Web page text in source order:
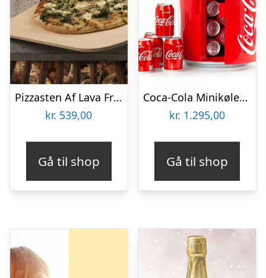
Pizzasten Af Lava Fra Etna
kr. 539,00
Gå til shop
Coca-Cola Minikøleskab
kr. 1.295,00
Gå til shop